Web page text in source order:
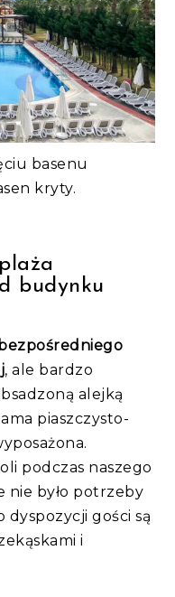
basenu
kryty.
budynku
, ale bardzo
alejką
piaszczysto-
podczas naszego
nie było potrzeby
dyspozycji gości są
i